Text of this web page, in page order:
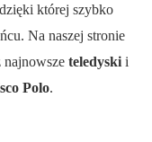
której szybko
Na naszej stronie
najnowsze teledyski i
Polo.